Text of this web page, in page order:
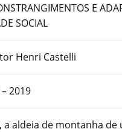
E
SOCIAL
Henri Castelli
2019
a aldeia de montanha de